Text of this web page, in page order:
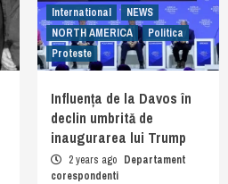
International
NEWS
NORTH AMERICA
Politica
Proteste
Influența de la Davos în
declin umbrită de
inaugurarea lui Trump
2 years ago Departament
corespondenti